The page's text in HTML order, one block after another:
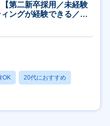
第二新卒採用／未経験
ングが経験できる／研
OK 20代におすすめ